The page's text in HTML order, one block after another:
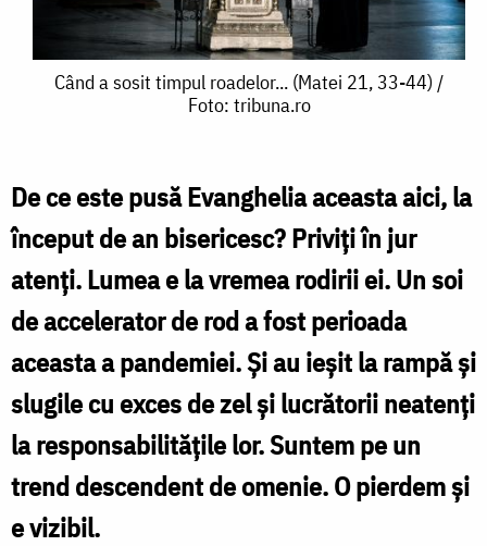
Când
timpul
roadelor...
(Matei
/
Foto:
tribuna.ro
Când a sosit timpul roadelor... (Matei 21, 33-44) /
Foto: tribuna.ro
De ce este pusă Evanghelia aceasta aici, la
început de an bisericesc? Priviți în jur
atenți. Lumea e la vremea rodirii ei. Un soi
de accelerator de rod a fost perioada
aceasta a pandemiei. Și au ieșit la rampă și
slugile cu exces de zel și lucrătorii neatenți
la responsabilitățile lor. Suntem pe un
trend descendent de omenie. O pierdem și
e vizibil.